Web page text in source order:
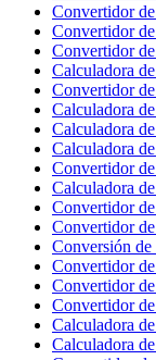
Convertidor
Convertidor
Convertidor
Calculadora
Convertidor
Calculadora
Calculadora
Calculadora
Convertidor
Calculadora
Convertidor
Convertidor
Conversión de
Convertidor
Convertidor
Convertidor
Calculadora
Calculadora